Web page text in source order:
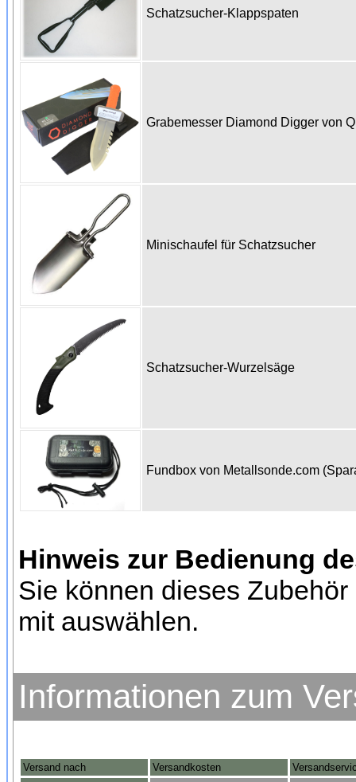
Schatzsucher-Klappspaten
Grabemesser Diamond Digger von
Minischaufel für Schatzsucher
Schatzsucher-Wurzelsäge
Fundbox von Metallsonde.com
Hinweis zur Bedienung
Sie können dieses
mit auswählen.
Informationen zum
Versand nach Versandkosten